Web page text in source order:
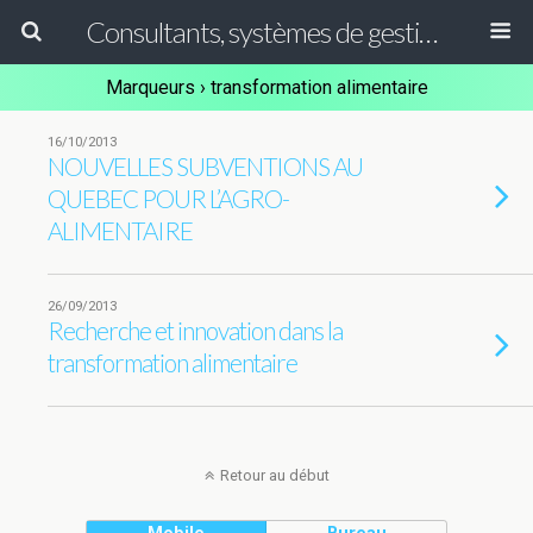
Consultants, systèmes de gestion ISO, HACCP et GFSI
Marqueurs › transformation alimentaire
16/10/2013
NOUVELLES SUBVENTIONS AU
QUEBEC POUR L’AGRO-
ALIMENTAIRE
26/09/2013
Recherche et innovation dans la
transformation alimentaire
Retour au début